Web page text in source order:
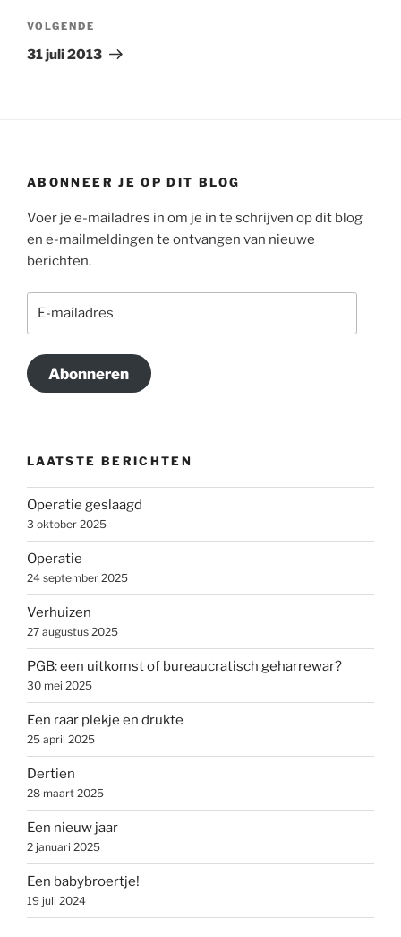
Volgend
bericht
VOLGENDE
31 juli 2013
ABONNEER JE OP DIT BLOG
Voer je e-mailadres in om je in te schrijven op dit blog
en e-mailmeldingen te ontvangen van nieuwe
berichten.
Abonneren
LAATSTE BERICHTEN
Operatie geslaagd
3 oktober 2025
Operatie
24 september 2025
Verhuizen
27 augustus 2025
PGB: een uitkomst of bureaucratisch geharrewar?
30 mei 2025
Een raar plekje en drukte
25 april 2025
Dertien
28 maart 2025
Een nieuw jaar
2 januari 2025
Een babybroertje!
19 juli 2024